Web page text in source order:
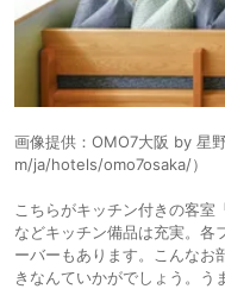
画像提供：OMO7大阪 by
m/ja/hotels/omo7osaka/）
こちらがキッチン付きの客室
などキッチン備品は充実。各
ーバーもあります。こんなお
きなんていかがでしょう。う